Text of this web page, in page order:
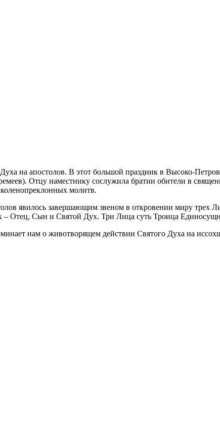
на апостолов. В этот большой праздник в Высоко-
Отцу наместнику сослужила братии обители в
молитв.
явилось завершающим звеном в откровении миру трех
– Отец, Сын и Святой Дух. Три Лица суть Троица
нам о животворящем действии Святого Духа на